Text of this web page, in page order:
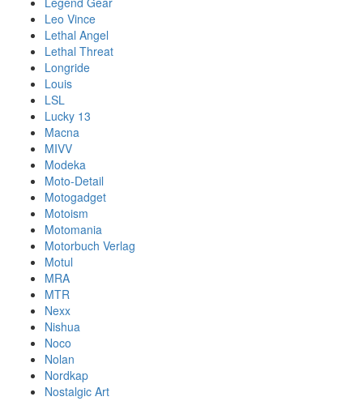
Leo Vince
Lethal Angel
Lethal Threat
Longride
Louis
LSL
Lucky 13
Macna
MIVV
Modeka
Moto-Detail
Motogadget
Motoism
Motomania
Motorbuch Verlag
Motul
MRA
MTR
Nexx
Nishua
Noco
Nolan
Nordkap
Nostalgic Art